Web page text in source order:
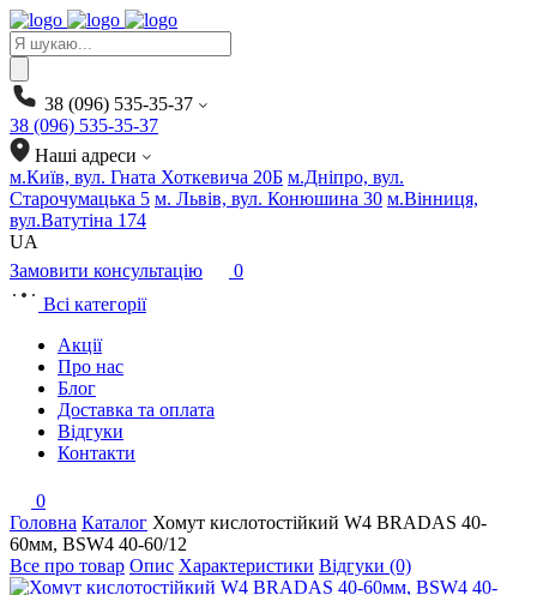
Products
search
38 (096) 535-35-37
38 (096) 535-35-37
Наші адреси
м.Київ, вул. Гната Хоткевича 20Б м.Дніпро, вул.
Старочумацька 5 м. Львів, вул. Конюшина 30 м.Вінниця,
вул.Ватутіна 174
UA
Замовити консультацію
0
Всі категорії
Акції
Про нас
Блог
Доставка та оплата
Відгуки
Контакти
0
Головна Каталог Хомут кислотостійкий W4 BRADAS 40-
60мм, BSW4 40-60/12
Все про товар Опис Характеристики Відгуки (0)